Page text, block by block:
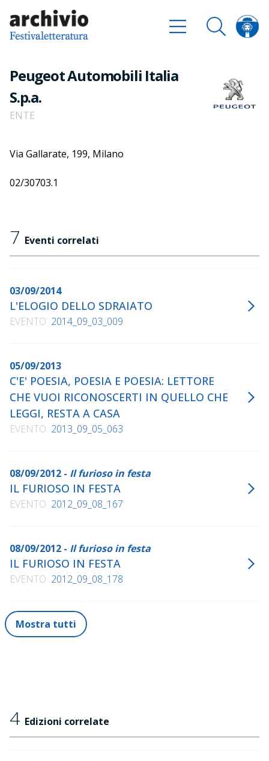
Peugeot Automobili Italia
S.p.a.
ENTE
Via Gallarate, 199, Milano
02/30703.1
7 Eventi correlati
03/09/2014
L'ELOGIO DELLO SDRAIATO
EVENTO 2014_09_03_009
05/09/2013
C'E' POESIA, POESIA E POESIA: LETTORE
CHE VUOI RICONOSCERTI IN QUELLO CHE
LEGGI, RESTA A CASA
EVENTO 2013_09_05_063
08/09/2012 - Il furioso in festa
IL FURIOSO IN FESTA
EVENTO 2012_09_08_167
08/09/2012 - Il furioso in festa
IL FURIOSO IN FESTA
EVENTO 2012_09_08_178
Mostra tutti
4 Edizioni correlate